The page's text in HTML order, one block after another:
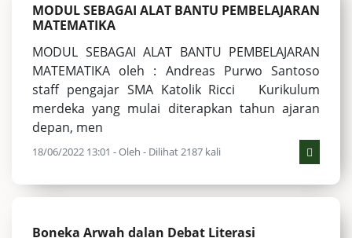
MODUL SEBAGAI ALAT BANTU PEMBELAJARAN
MATEMATIKA
MODUL SEBAGAI ALAT BANTU PEMBELAJARAN
MATEMATIKA oleh : Andreas Purwo Santoso
staff pengajar SMA Katolik Ricci Kurikulum
merdeka yang mulai diterapkan tahun ajaran
depan, men
18/06/2022 13:01 - Oleh - Dilihat 2187 kali
Boneka Arwah dalan Debat Literasi